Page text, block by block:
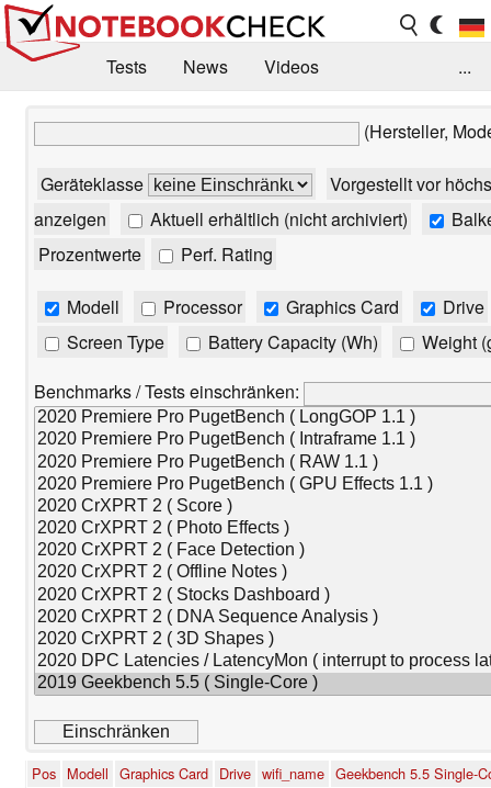
Tests News
Videos
Forum
...
(Hersteller,
Geräteklasse
Vorgestellt vor
anzeigen
Aktuell erhältlich (nicht archiviert)
Prozentwerte
Perf. Rating
Modell Processor Graphics Card
Drive
Screen Type
Battery Capacity (Wh)
Weight
Benchmarks / Tests einschränken:
Pos Modell Graphics Card Drive wifi_name Geekbench 5.5 Single-